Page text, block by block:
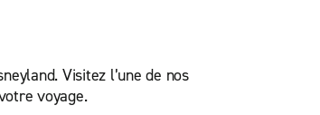
Visitez l’une de nos
voyage.